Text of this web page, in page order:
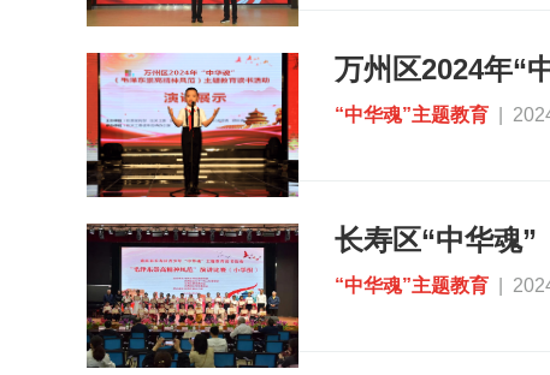
“中华魂”主题教育 |
“中华魂”主题教育 |